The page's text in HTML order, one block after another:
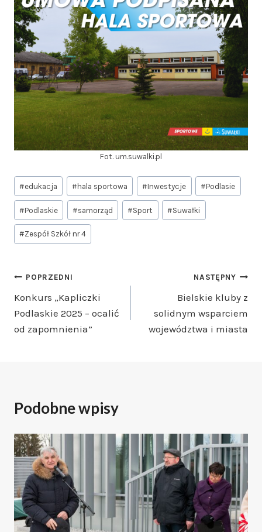
Fot. um.suwalki.pl
Tagi
wpisu:
#edukacja # hala sportowa #Inwestycje #Podlasie
#Podlaskie #samorząd #Sport #Suwałki
#Zespół Szkół nr 4
Nawigacja
wpisu
POPRZEDNI
Konkurs „Kapliczki
Podlaskie 2025 – ocalić
od zapomnienia”
NASTĘPNY
Bielskie kluby z
solidnym wsparciem
województwa i miasta
Podobne wpisy